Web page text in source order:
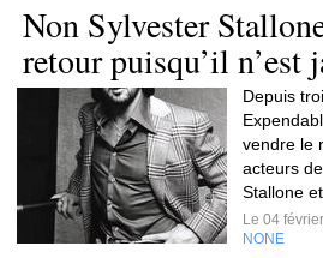
Non Sylvester
retour puisqu’il n’est
Depuis
vendre le
acteurs
Stallone
Le 04
NONE